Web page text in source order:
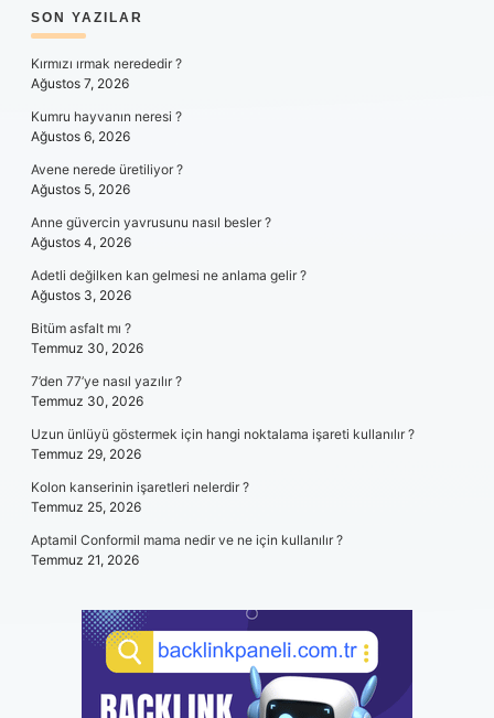
SIDEBAR
SON YAZILAR
Kırmızı ırmak nerededir ?
Ağustos 7, 2026
Kumru hayvanın neresi ?
Ağustos 6, 2026
Avene nerede üretiliyor ?
Ağustos 5, 2026
Anne güvercin yavrusunu nasıl besler ?
Ağustos 4, 2026
Adetli değilken kan gelmesi ne anlama gelir ?
Ağustos 3, 2026
Bitüm asfalt mı ?
Temmuz 30, 2026
7’den 77’ye nasıl yazılır ?
Temmuz 30, 2026
Uzun ünlüyü göstermek için hangi noktalama işareti kullanılır ?
Temmuz 29, 2026
Kolon kanserinin işaretleri nelerdir ?
Temmuz 25, 2026
Aptamil Conformil mama nedir ve ne için kullanılır ?
Temmuz 21, 2026